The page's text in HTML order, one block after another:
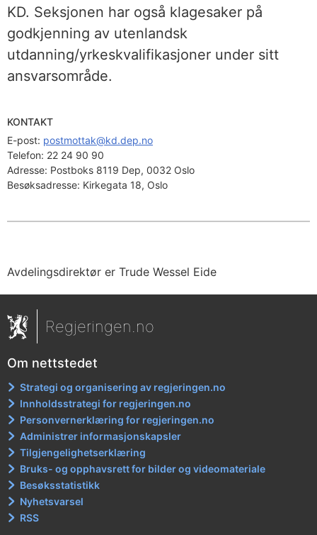
KD. Seksjonen har også klagesaker på
godkjenning av utenlandsk
utdanning/yrkeskvalifikasjoner under sitt
ansvarsområde.
KONTAKT
E-post: postmottak@kd.dep.no
Telefon: 22 24 90 90
Adresse: Postboks 8119 Dep, 0032 Oslo
Besøksadresse: Kirkegata 18, Oslo
Avdelingsdirektør er Trude Wessel Eide
Regjeringen.no
Om nettstedet
Strategi og organisering av regjeringen.no
Innholdsstrategi for regjeringen.no
Personvernerklæring for regjeringen.no
Administrer informasjonskapsler
Tilgjengelighetserklæring
Bruks- og opphavsrett for bilder og videomateriale
Besøksstatistikk
Nyhetsvarsel
RSS